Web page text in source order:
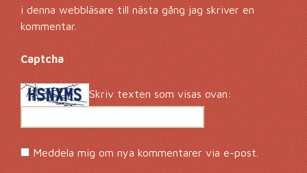
i denna webbläsare till nästa gång jag skriver en
kommentar.
Captcha *
Skriv texten som visas ovan:
Meddela mig om nya kommentarer via e-post.